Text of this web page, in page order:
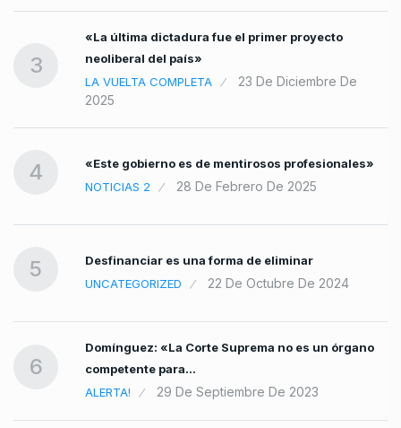
3
«La última dictadura fue el primer proyecto
neoliberal del país»
LA VUELTA COMPLETA
23 De Diciembre De
2025
4
«Este gobierno es de mentirosos profesionales»
NOTICIAS 2
28 De Febrero De 2025
5
Desfinanciar es una forma de eliminar
UNCATEGORIZED
22 De Octubre De 2024
6
Domínguez: «La Corte Suprema no es un órgano
competente para…
ALERTA!
29 De Septiembre De 2023